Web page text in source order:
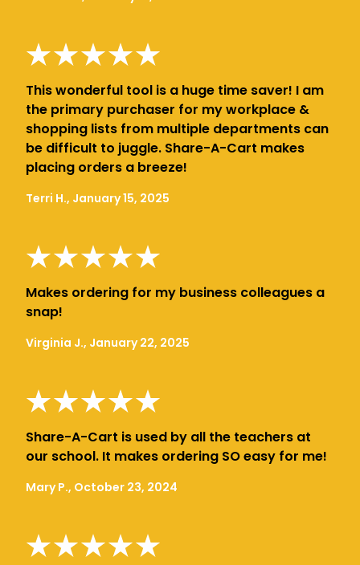
This wonderful tool is a huge time saver! I am
the primary purchaser for my workplace &
shopping lists from multiple departments can
be difficult to juggle. Share-A-Cart makes
placing orders a breeze!
Terri H., January 15, 2025
Makes ordering for my business colleagues a
snap!
Virginia J., January 22, 2025
Share-A-Cart is used by all the teachers at
our school. It makes ordering SO easy for me!
Mary P., October 23, 2024